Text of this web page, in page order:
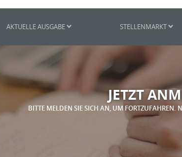
AKTUELLE AUSGABE STELLENMARKT
JETZT
BITTE MELDEN SIE SICH AN, UM FORTZUFAHREN.